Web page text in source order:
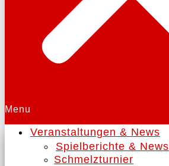
Menu
Veranstaltungen & News
Spielberichte & News
Schmelzturnier